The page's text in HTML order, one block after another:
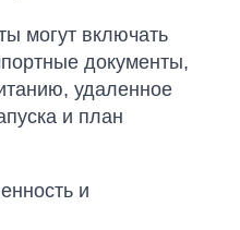
могут включать
документы,
удаленное
и план
и